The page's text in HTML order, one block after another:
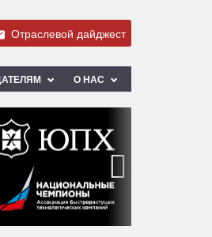
Отраслевой дайджест
О НАС